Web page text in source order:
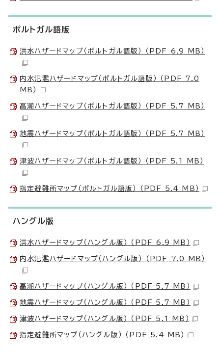
ポルトガル語版
洪水ハザードマップ（ポルトガル語版） （PDF 6.9 MB）
内水氾濫ハザードマップ（ポルトガル語版） （PDF 7.0
MB）
高潮ハザードマップ（ポルトガル語版） （PDF 5.7 MB）
地震ハザードマップ（ポルトガル語版） （PDF 5.7 MB）
津波ハザードマップ（ポルトガル語版） （PDF 5.1 MB）
指定避難所マップ（ポルトガル語版） （PDF 5.4 MB）
ハングル版
洪水ハザードマップ（ハングル版） （PDF 6.9 MB）
内水氾濫ハザードマップ（ハングル版） （PDF 7.0 MB）
高潮ハザードマップ（ハングル版） （PDF 5.7 MB）
地震ハザードマップ（ハングル版） （PDF 5.7 MB）
津波ハザードマップ（ハングル版） （PDF 5.1 MB）
指定避難所マップ（ハングル版） （PDF 5.4 MB）